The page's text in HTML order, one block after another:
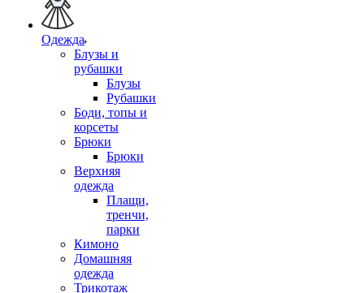
Одежда
Блузы и
рубашки
Блузы
Рубашки
Боди, топы и
корсеты
Брюки
Брюки
Верхняя
одежда
Плащи,
тренчи,
парки
Кимоно
Домашняя
одежда
Трикотаж